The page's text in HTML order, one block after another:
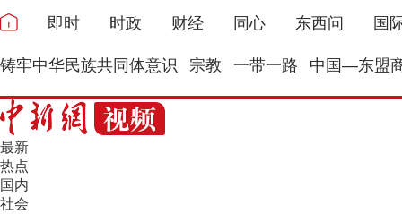
即时 时政 财经 同心 东西问 国
铸牢中华民族共同体意识 宗教 一带一路 中国—东盟
最新
热点
国内
社会